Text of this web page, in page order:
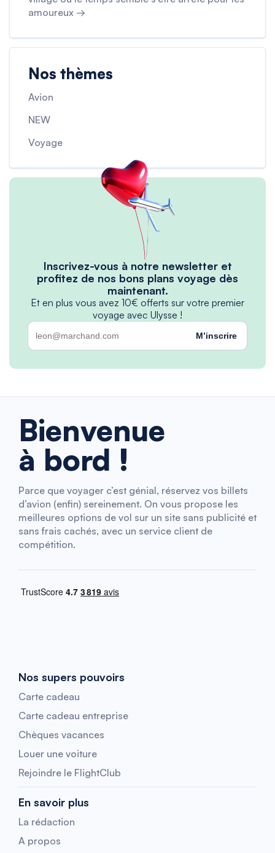
amoureux →
Nos thèmes
Avion
NEW
Voyage
Inscrivez-vous à notre newsletter et
profitez de nos bons plans voyage dès
maintenant.
Et en plus vous avez 10€ offerts sur votre premier
voyage avec Ulysse !
M’inscrire
Bienvenue
à bord !
Parce que voyager c’est génial, réservez vos billets
d’avion (enfin) sereinement. On vous propose les
meilleures options de vol sur un site sans publicité et
sans frais cachés, avec un service client de
compétition.
Nos supers pouvoirs
Carte cadeau
Carte cadeau entreprise
Chèques vacances
Louer une voiture
Rejoindre le FlightClub
En savoir plus
La rédaction
A propos